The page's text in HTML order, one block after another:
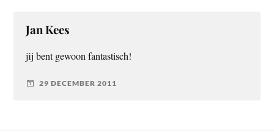
Jan Kees
jij bent gewoon fantastisch!
29 DECEMBER 2011